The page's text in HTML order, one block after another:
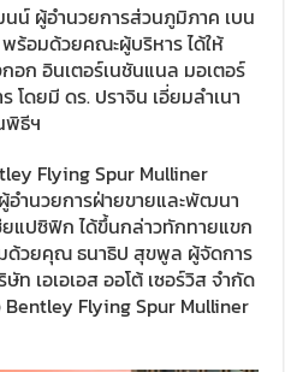
นน์ ผู้อำนวยการส่วนภูมิภาค เบน
ร้อมด้วยคณะผู้บริหาร ได้ให้
อก อินเตอร์เนชันแนล มอเตอร์
โดยมี ดร. ปราจิน เอี่ยมลำเนา
พิธีฯ
Flying Spur Mulliner
ำนวยการฝ่ายขายและพัฒนา
ยแปซิฟิก ได้ขึ้นกล่าวทักทายแขก
ด้วยคุณ ธนาธิป สุขพูล ผู้จัดการ
เอเอเอส ออโต้ เซอร์วิส จำกัด
Bentley Flying Spur Mulliner